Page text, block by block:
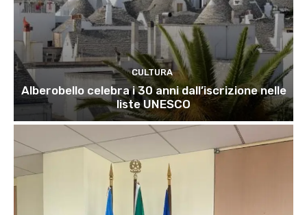
CULTURA
Alberobello celebra i 30 anni dall’iscrizione nelle
liste UNESCO